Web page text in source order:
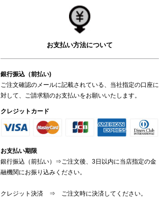
お支払い方法について
銀行振込（前払い)
ご注文確認のメールに記載されている、当社指定の口座に
対して、ご請求額のお支払いをお願いいたします。
クレジットカード
お支払い期限
銀行振込（前払い）⇒ご注文後、3日以内に当店指定の金
融機関にお振り込みください。
クレジット決済 ⇒ ご注文時に決済してください。